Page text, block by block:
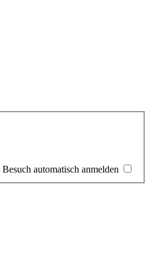
automatisch anmelden